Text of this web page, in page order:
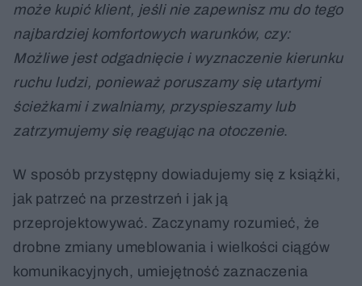
może kupić klient, jeśli nie zapewnisz mu do tego
najbardziej komfortowych warunków, czy:
Możliwe jest odgadnięcie i wyznaczenie kierunku
ruchu ludzi, ponieważ poruszamy się utartymi
ścieżkami i zwalniamy, przyspieszamy lub
zatrzymujemy się reagując na otoczenie.
W sposób przystępny dowiadujemy się z książki,
jak patrzeć na przestrzeń i jak ją
przeprojektowywać. Zaczynamy rozumieć, że
drobne zmiany umeblowania i wielkości ciągów
komunikacyjnych, umiejętność zaznaczenia